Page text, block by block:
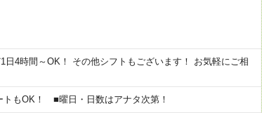
4時間～OK！ その他シフトもございます！ お気軽にご相
もOK！ ■曜日・日数はアナタ次第！